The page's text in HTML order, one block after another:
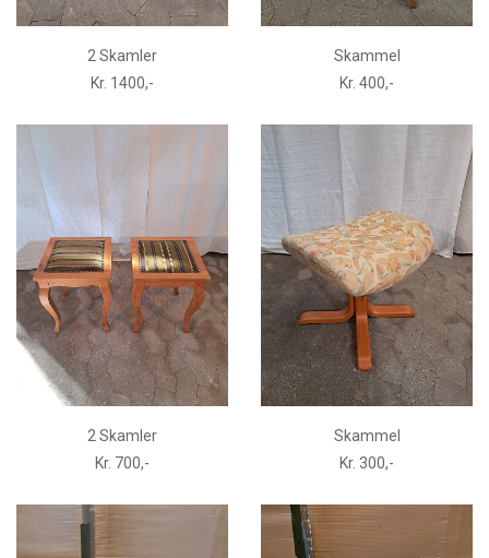
2 Skamler
Kr. 1400,-
Skammel
Kr. 400,-
2 Skamler
Kr. 700,-
Skammel
Kr. 300,-